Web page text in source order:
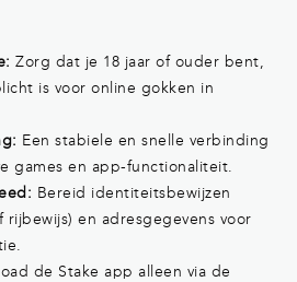
Zorg dat je 18 jaar of ouder bent,
is voor online gokken in
Een stabiele en snelle verbinding
games en app-functionaliteit.
Bereid identiteitsbewijzen
rijbewijs) en adresgegevens voor
de Stake app alleen via de